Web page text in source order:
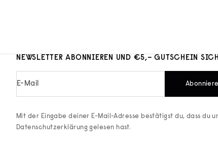
NEWSLETTER ABONNIEREN UND €5,– GUTSCHEIN
E-Mail
Mit der Eingabe deiner E-Mail-Adresse bestätigst du, dass du
Datenschutzerklärung gelesen hast.